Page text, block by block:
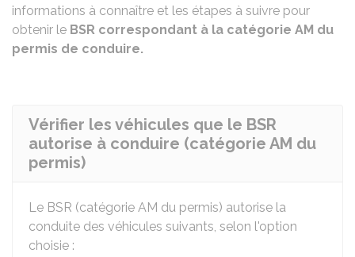
informations à connaître et les étapes à suivre pour
obtenir le BSR correspondant à la catégorie AM du
permis de conduire.
Vérifier les véhicules que le BSR
autorise à conduire (catégorie AM du
permis)
Le BSR (catégorie AM du permis) autorise la
conduite des véhicules suivants, selon l'option
choisie :